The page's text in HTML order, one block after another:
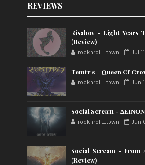
REVIEWS
Risabov - Light Years
(Review)
rocknroll_town Jul
Temtris - Queen Of
rocknroll_town Jun
Social Scream -
rocknroll_town Jun
Social Scream - From
(Review)